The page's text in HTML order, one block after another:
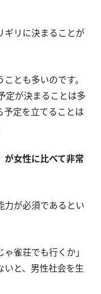
ギリに決まることが
とも多いのです。
定が決まることは多
予定を立てることは
が女性に比べて非常
力が必須であるとい
雀荘でも行くか」
いと、男性社会を生